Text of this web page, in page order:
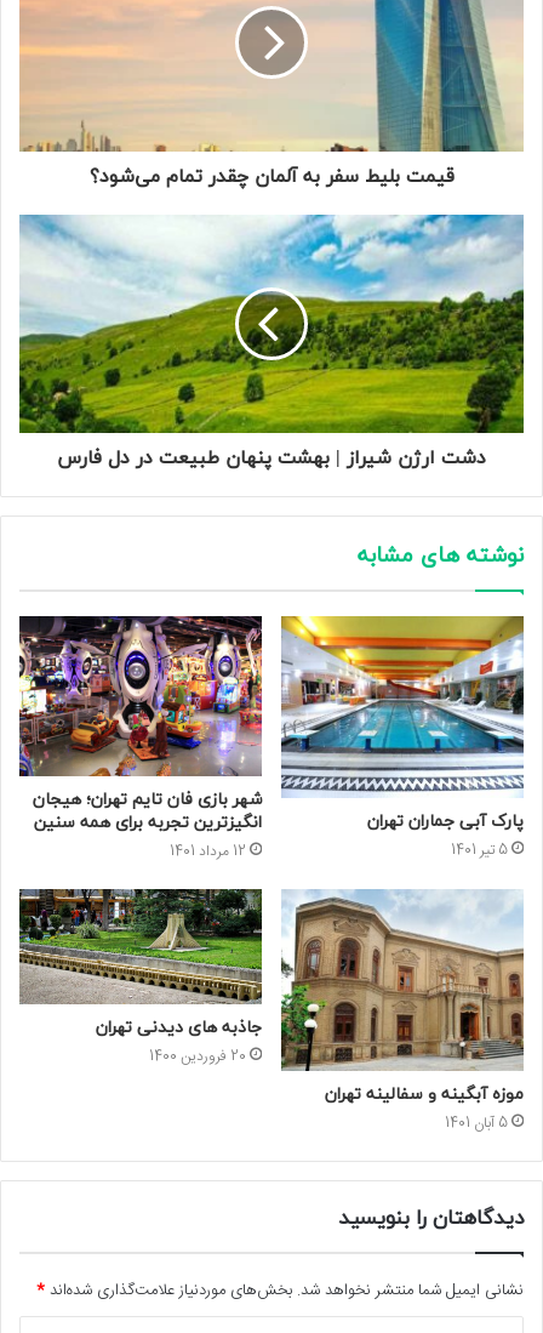
قیمت بلیط سفر به آلمان چقدر تمام می‌شود؟
دشت ارژن شیراز | بهشت پنهان طبیعت در دل فارس
نوشته های مشابه
پارک آبی جماران تهران
5 تیر 1401
شهر بازی فان تایم تهران؛ هیجان
انگیزترین تجربه برای همه سنین
12 مرداد 1401
موزه آبگینه و سفالینه تهران
5 آبان 1401
جاذبه های دیدنی تهران
20 فروردین 1400
دیدگاهتان را بنویسید
نشانی ایمیل شما منتشر نخواهد شد. بخش‌های موردنیاز علامت‌گذاری شده‌اند*